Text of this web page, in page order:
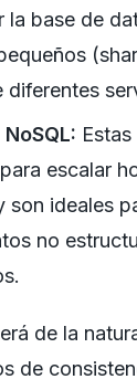
la base de
diferentes
escalar
son ideales
no
de la
de